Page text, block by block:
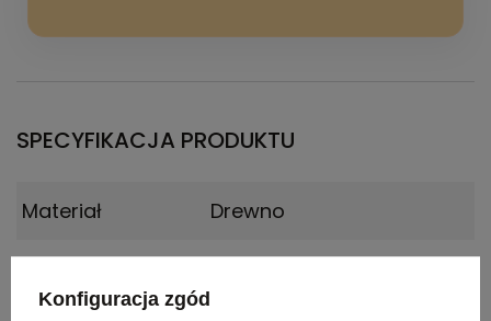
SPECYFIKACJA PRODUKTU
Materiał Drewno
Konfiguracja zgód